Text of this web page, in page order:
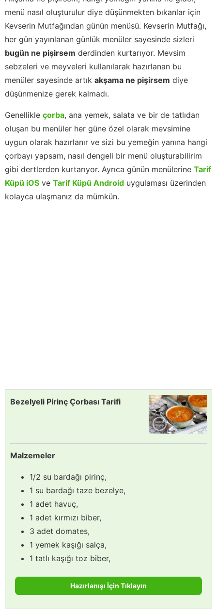
menü nasıl oluşturulur diye düşünmekten bıkanlar için
Kevserin Mutfağından günün menüsü. Kevserin Mutfağı,
her gün yayınlanan günlük menüler sayesinde sizleri
bugün ne pişirsem derdinden kurtarıyor. Mevsim
sebzeleri ve meyveleri kullanılarak hazırlanan bu
menüler sayesinde artık akşama ne pişirsem diye
düşünmenize gerek kalmadı.
Genellikle çorba, ana yemek, salata ve bir de tatlıdan
oluşan bu menüler her güne özel olarak mevsimine
uygun olarak hazırlanır ve sizi bu yemeğin yanına hangi
çorbayı yapsam, nasıl dengeli bir menü oluşturabilirim
gibi dertlerden kurtarıyor. Ayrıca günün menülerine Tarif
Küpü iOS ve Tarif Küpü Android uygulaması üzerinden
kolayca ulaşmanız da mümkün.
Bezelyeli Pirinç Çorbası Tarifi
Malzemeler
1/2 su bardağı pirinç,
1 su bardağı taze bezelye,
1 adet havuç,
1 adet kırmızı biber,
3 adet domates,
1 yemek kaşığı salça,
1 tatlı kaşığı toz biber,
Hazırlanışı İçin Tıklayın